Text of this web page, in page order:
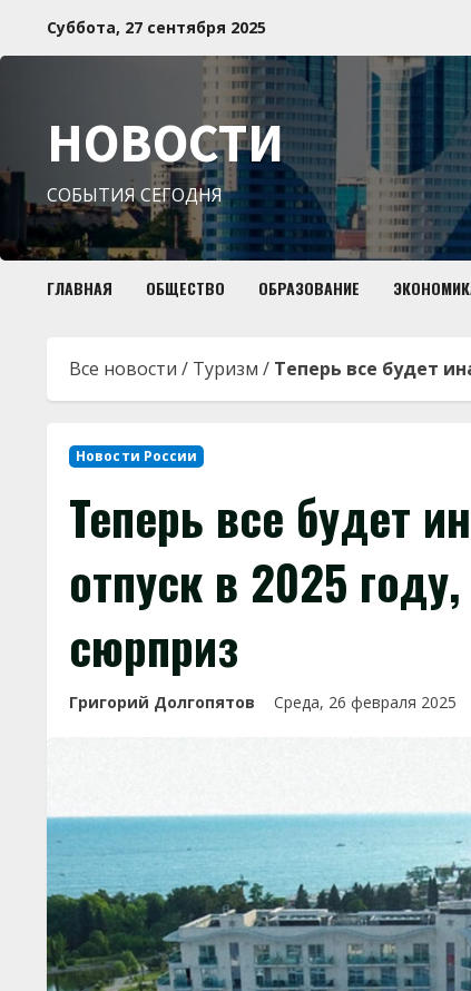
Суббота, 27 сентября 2025
НОВОСТИ
СОБЫТИЯ СЕГОДНЯ
ГЛАВНАЯ ОБЩЕСТВО ОБРАЗОВАНИЕ
Все новости / Туризм / Теперь все будет
Новости России
Теперь все будет
отпуск в 2025
сюрприз
Григорий Долгопятов Среда, 26 февраля 2025